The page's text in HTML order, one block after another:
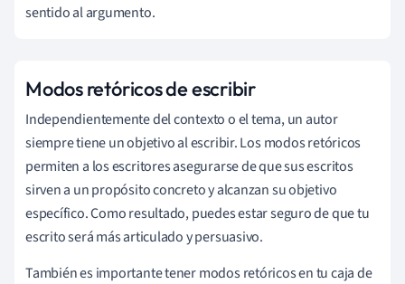
sentido al argumento.
Modos retóricos de escribir
Independientemente del contexto o el tema, un autor
siempre tiene un objetivo al escribir. Los modos retóricos
permiten a los escritores asegurarse de que sus escritos
sirven a un propósito concreto y alcanzan su objetivo
específico. Como resultado, puedes estar seguro de que tu
escrito será más articulado y persuasivo.
También es importante tener modos retóricos en tu caja de